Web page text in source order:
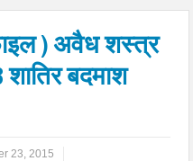
) अवैध शस्त्र
बदमाश
23, 2015